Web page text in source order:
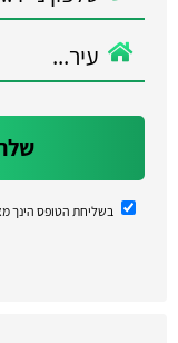
בשליחת הטופס הינך